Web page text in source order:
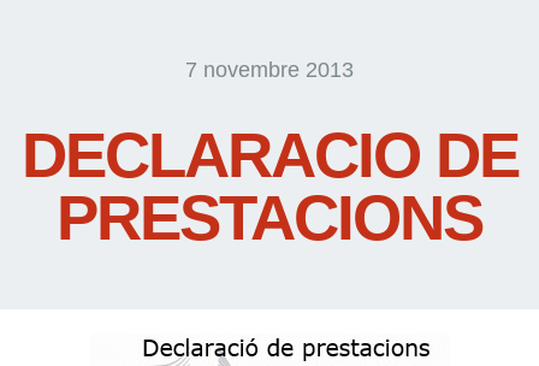
7 novembre 2013
DECLARACIO DE
PRESTACIONS